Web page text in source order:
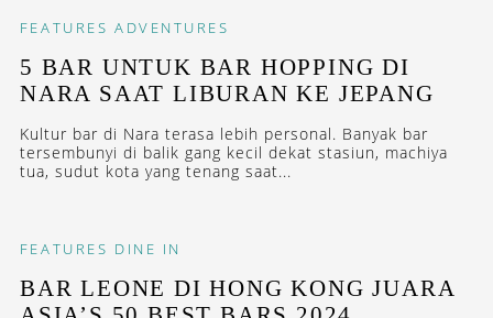
FEATURES ADVENTURES
5 BAR UNTUK BAR HOPPING DI
NARA SAAT LIBURAN KE JEPANG
Kultur bar di Nara terasa lebih personal. Banyak bar
tersembunyi di balik gang kecil dekat stasiun, machiya
tua, sudut kota yang tenang saat...
FEATURES DINE IN
BAR LEONE DI HONG KONG JUARA